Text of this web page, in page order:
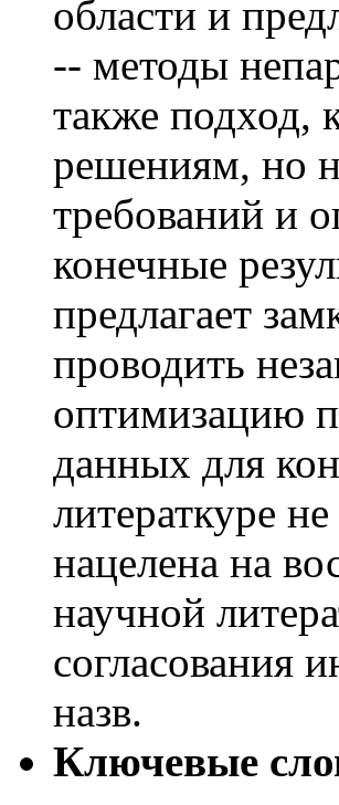
области и
-- методы
также подход,
решениям, но
требований и
конечные
предлагает
проводить
оптимизацию
данных для
литераткуре
нацелена на
научной
согласования
назв.
Ключевые